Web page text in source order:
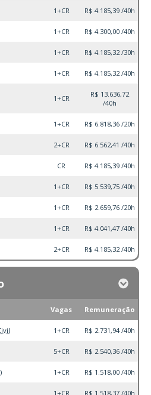
1+CR R$ 4.185,39 /40h
1+CR R$ 4.300,00 /40h
1+CR R$ 4.185,32 /30h
1+CR R$ 4.185,32 /40h
1+CR
R$ 13.636,72
/40h
1+CR R$ 6.818,36 /20h
2+CR R$ 6.562,41 /40h
CR R$ 4.185,39 /40h
1+CR R$ 5.539,75 /40h
1+CR R$ 2.659,76 /20h
1+CR R$ 4.041,47 /40h
2+CR R$ 4.185,32 /40h
Vagas Remuneração
1+CR R$ 2.731,94 /40h
5+CR R$ 2.540,36 /40h
1+CR R$ 1.518,00 /40h
1+CR R$ 1.518,37 /40h